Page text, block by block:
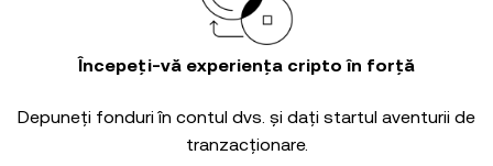
Începeți-vă experiența cripto în forță
Depuneți fonduri în contul dvs. și dați startul aventurii de
tranzacționare.